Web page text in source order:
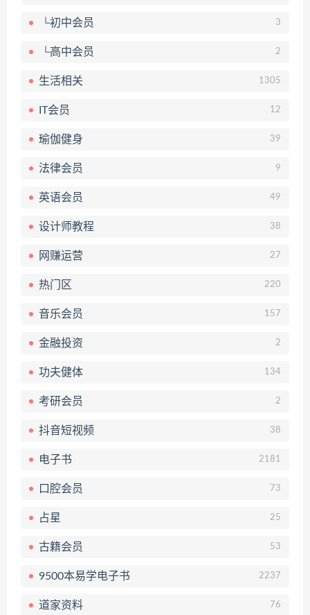
└初中会员 3
└高中会员 2
生活相关 1305
IT会员 12
瑜伽健身 39
法律会员 9
英语会员 49
设计师教程 38
网赚运营 27
热门区 220
音乐会员 157
金融投资 2
功夫健体 134
考研会员 2
抖音短视频 38
电子书 2181
口腔会员 73
占星 25
古籍会员 53
9500本易学电子书 2237
道家资料 76